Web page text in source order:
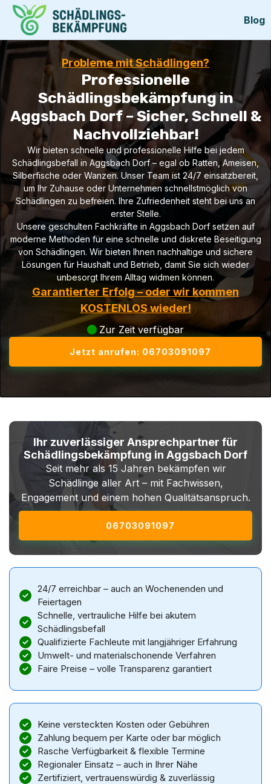
Blog
Probleme mit Schädlingen?
Professionelle
Schädlingsbekämpfung in
Aggsbach Dorf – Sicher, Schnell &
Nachvollziehbar!
Wir bieten schnelle und professionelle Hilfe bei jedem
Schädlingsbefall in Aggsbach Dorf – egal ob Ratten, Ameisen,
Silberfische oder Wanzen. Unser Team ist 24/7 einsatzbereit,
um Ihr Zuhause oder Unternehmen schnellstmöglich von
Schädlingen zu befreien. Ihre Zufriedenheit steht bei uns an
erster Stelle.
Unsere geschulten Fachkräfte in Aggsbach Dorf setzen auf
moderne Methoden für eine schnelle und diskrete Beseitigung
von Schädlingen. Wir bieten Ihnen nachhaltige und sichere
Lösungen für Haushalt und Betrieb, damit Sie sich wieder
unbesorgt Ihrem Alltag widmen können.
Garantierter Erfolg – oder wir kommen
KOSTENLOS wieder!
Zur Zeit verfügbar
Jetzt anrufen: 06703091097
Ihr zuverlässiger Ansprechpartner für
Schädlingsbekämpfung in Aggsbach Dorf
Seit mehr als 15 Jahren bekämpfen wir
Schädlinge aller Art – mit Fachwissen,
Engagement und einem hohen Qualitätsanspruch.
06703091097
24/7 erreichbar – auch an Wochenenden und
Feiertagen
Schnelle, vertrauliche Hilfe bei akutem
Schädlingsbefall
Qualifizierte Fachleute mit langjähriger Erfahrung
Umwelt- und materialschonende Verfahren
Faire Preise – volle Transparenz garantiert
Keine versteckten Kosten oder Gebühren
Zahlung bequem per Karte oder bar möglich
Rasche Verfügbarkeit & flexible Termine
Regionaler Einsatz – auch in Ihrer Nähe
Zertifiziert, vertrauenswürdig & zuverlässig